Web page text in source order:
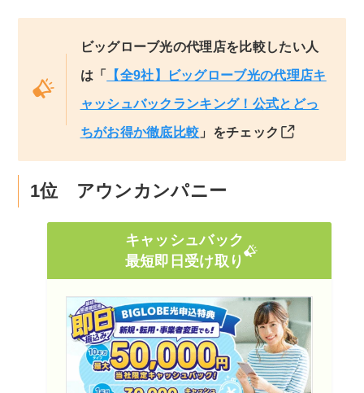
ビッグローブ光の代理店を比較したい人
は「 【全9社】ビッグローブ光の代理店キ
ャッシュバックランキング！公式とどっ
ちがお得か徹底比較 」をチェック
1位 アウンカンパニー
キャッシュバック
最短即日受け取り